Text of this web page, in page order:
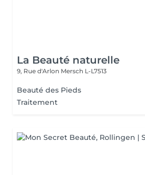
La Beauté naturelle
9, Rue d'Arlon Mersch L-L7513
Beauté des Pieds
Traitement